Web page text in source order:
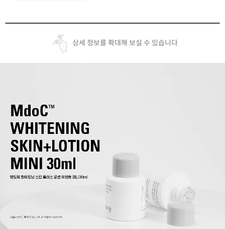
상세 정보를 확대해 보실 수 있습니다